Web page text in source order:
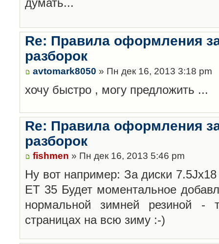
Re: Правила оформления
разборок
avtomark8050 » Пн дек 16, 2013 3:18 pm
хочу быстро , могу предложить ...
Re: Правила оформления
разборок
fishmen » Пн дек 16, 2013 5:46 pm
Ну вот например: За диски
ET 35 Будет моментальное
нормальной зимней резиной
страницах на всю зиму :-)